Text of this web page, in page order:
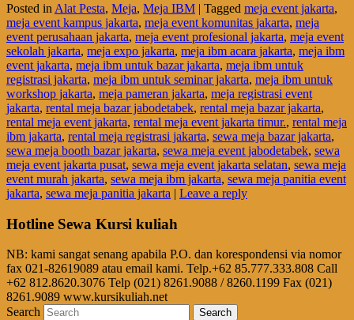
Posted in Alat Pesta, Meja, Meja IBM | Tagged meja event jakarta,
meja event kampus jakarta, meja event komunitas jakarta, meja
event perusahaan jakarta, meja event profesional jakarta, meja event
sekolah jakarta, meja expo jakarta, meja ibm acara jakarta, meja ibm
event jakarta, meja ibm untuk bazar jakarta, meja ibm untuk
registrasi jakarta, meja ibm untuk seminar jakarta, meja ibm untuk
workshop jakarta, meja pameran jakarta, meja registrasi event
jakarta, rental meja bazar jabodetabek, rental meja bazar jakarta,
rental meja event jakarta, rental meja event jakarta timur., rental meja
ibm jakarta, rental meja registrasi jakarta, sewa meja bazar jakarta,
sewa meja booth bazar jakarta, sewa meja event jabodetabek, sewa
meja event jakarta pusat, sewa meja event jakarta selatan, sewa meja
event murah jakarta, sewa meja ibm jakarta, sewa meja panitia event
jakarta, sewa meja panitia jakarta | Leave a reply
Hotline Sewa Kursi kuliah
NB: kami sangat senang apabila P.O. dan korespondensi via nomor
fax 021-82619089 atau email kami. Telp.+62 85.777.333.808 Call
+62 812.8620.3076 Telp (021) 8261.9088 / 8260.1199 Fax (021)
8261.9089 www.kursikuliah.net
Search